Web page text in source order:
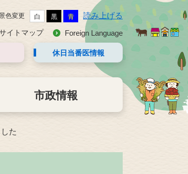
色変更 白 黒 青 読み上げる
イトマップ Foreign Language
休日当番医情報
市政情報
た